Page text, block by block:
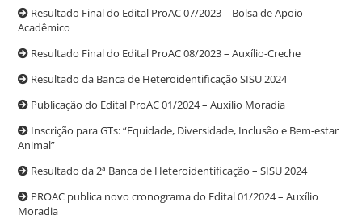
Resultado Final do Edital ProAC 07/2023 – Bolsa de Apoio
Acadêmico
Resultado Final do Edital ProAC 08/2023 – Auxílio-Creche
Resultado da Banca de Heteroidentificação SISU 2024
Publicação do Edital ProAC 01/2024 – Auxílio Moradia
Inscrição para GTs: “Equidade, Diversidade, Inclusão e Bem-estar
Animal”
Resultado da 2ª Banca de Heteroidentificação – SISU 2024
PROAC publica novo cronograma do Edital 01/2024 – Auxílio
Moradia